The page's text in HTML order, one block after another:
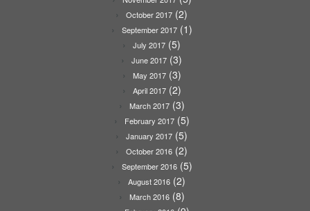
October 2017 (2)
September 2017(1)
July 2017 (5)
June 2017 (3)
May 2017(3)
April 2017(2)
March 2017(3)
February 2017(5)
January 2017 (5)
October 2016 (2)
September 2016(5)
August 2016 (2)
March 2016(8)